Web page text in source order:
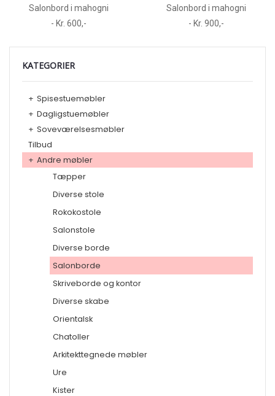
Salonbord i mahogni
- Kr. 600,-
Salonbord i mahogni
- Kr. 900,-
KATEGORIER
+ Spisestuemøbler
+ Dagligstuemøbler
+ Soveværelsesmøbler
Tilbud
+ Andre møbler
Tæpper
Diverse stole
Rokokostole
Salonstole
Diverse borde
Salonborde
Skriveborde og kontor
Diverse skabe
Orientalsk
Chatoller
Arkitekttegnede møbler
Ure
Kister